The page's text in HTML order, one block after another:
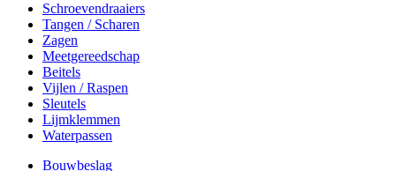
Schroevendraaiers
Tangen / Scharen
Zagen
Meetgereedschap
Beitels
Vijlen / Raspen
Sleutels
Lijmklemmen
Waterpassen
Bouwbeslag